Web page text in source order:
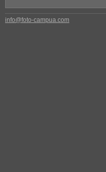
info@foto-campua.com